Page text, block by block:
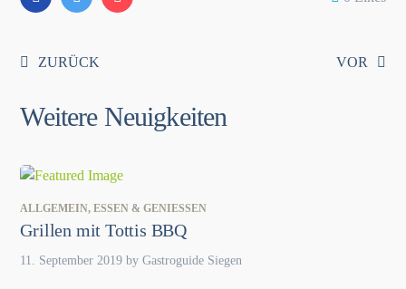
ZURÜCK VOR
Weitere Neuigkeiten
ALLGEMEIN,ESSEN & GENIESSEN
Grillen mit Tottis BBQ
11. September 2019 byGastroguide Siegen